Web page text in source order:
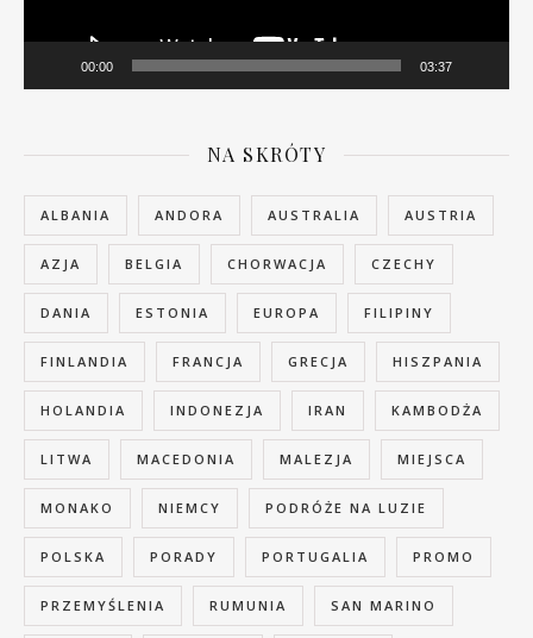
00:00 03:37
NA SKRÓTY
ALBANIA ANDORA AUSTRALIA AUSTRIA
AZJA BELGIA CHORWACJA CZECHY
DANIA ESTONIA EUROPA FILIPINY
FINLANDIA FRANCJA GRECJA HISZPANIA
HOLANDIA INDONEZJA IRAN KAMBODŻA
LITWA MACEDONIA MALEZJA MIEJSCA
MONAKO NIEMCY PODRÓŻE NA LUZIE
POLSKA PORADY PORTUGALIA PROMO
PRZEMYŚLENIA RUMUNIA SAN MARINO